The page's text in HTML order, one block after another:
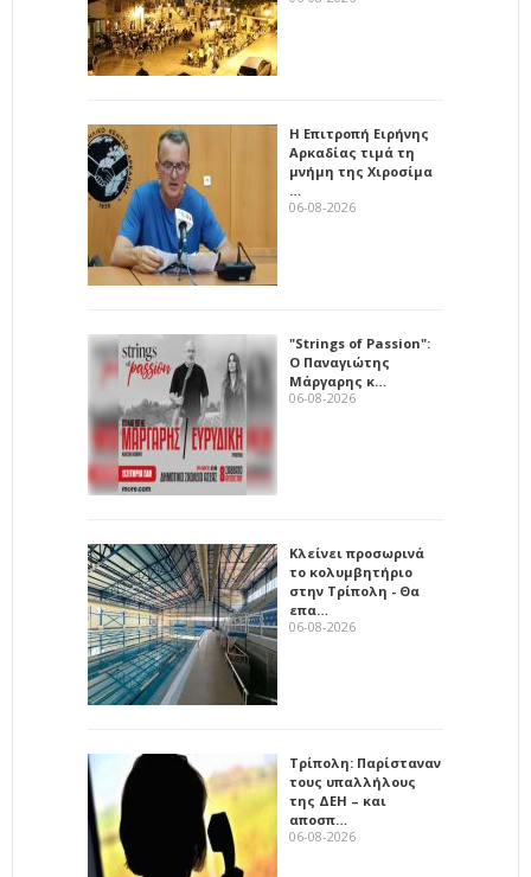
Η Επιτροπή Ειρήνης
Αρκαδίας τιμά τη
μνήμη της Χιροσίμα
…
06-08-2026
"Strings of Passion":
Ο Παναγιώτης
Μάργαρης κ…
06-08-2026
Κλείνει προσωρινά
το κολυμβητήριο
στην Τρίπολη - Θα
επα…
06-08-2026
Τρίπολη: Παρίσταναν
τους υπαλλήλους
της ΔΕΗ – και
αποσπ…
06-08-2026